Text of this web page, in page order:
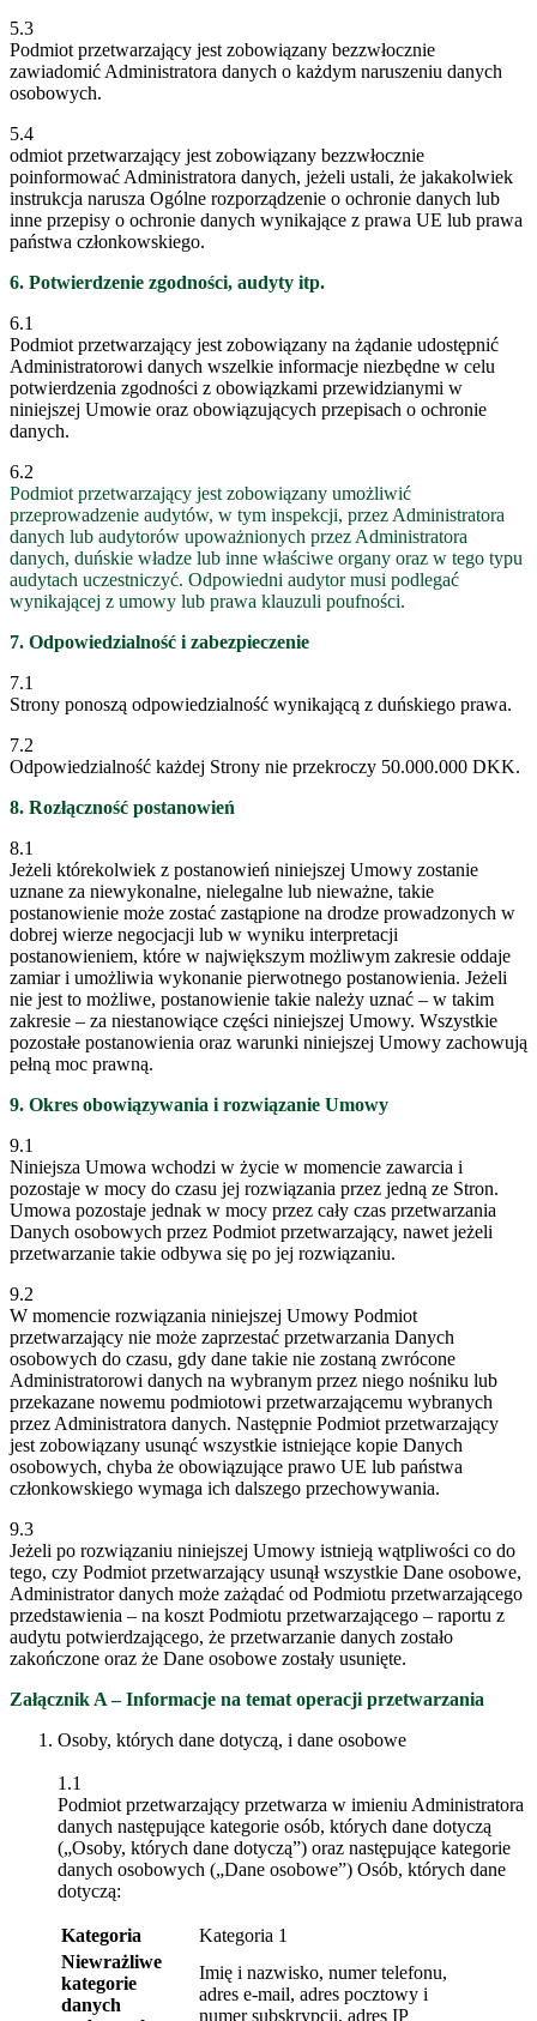
5.3
Podmiot przetwarzający jest zobowiązany bezzwłocznie
zawiadomić Administratora danych o każdym naruszeniu danych
osobowych.
5.4
odmiot przetwarzający jest zobowiązany bezzwłocznie
poinformować Administratora danych, jeżeli ustali, że jakakolwiek
instrukcja narusza Ogólne rozporządzenie o ochronie danych lub
inne przepisy o ochronie danych wynikające z prawa UE lub prawa
państwa członkowskiego.
6. Potwierdzenie zgodności, audyty itp.
6.1
Podmiot przetwarzający jest zobowiązany na żądanie udostępnić
Administratorowi danych wszelkie informacje niezbędne w celu
potwierdzenia zgodności z obowiązkami przewidzianymi w
niniejszej Umowie oraz obowiązujących przepisach o ochronie
danych.
6.2
Podmiot przetwarzający jest zobowiązany umożliwić
przeprowadzenie audytów, w tym inspekcji, przez Administratora
danych lub audytorów upoważnionych przez Administratora
danych, duńskie władze lub inne właściwe organy oraz w tego typu
audytach uczestniczyć. Odpowiedni audytor musi podlegać
wynikającej z umowy lub prawa klauzuli poufności.
7. Odpowiedzialność i zabezpieczenie
7.1
Strony ponoszą odpowiedzialność wynikającą z duńskiego prawa.
7.2
Odpowiedzialność każdej Strony nie przekroczy 50.000.000 DKK.
8. Rozłączność postanowień
8.1
Jeżeli którekolwiek z postanowień niniejszej Umowy zostanie
uznane za niewykonalne, nielegalne lub nieważne, takie
postanowienie może zostać zastąpione na drodze prowadzonych w
dobrej wierze negocjacji lub w wyniku interpretacji
postanowieniem, które w największym możliwym zakresie oddaje
zamiar i umożliwia wykonanie pierwotnego postanowienia. Jeżeli
nie jest to możliwe, postanowienie takie należy uznać – w takim
zakresie – za niestanowiące części niniejszej Umowy. Wszystkie
pozostałe postanowienia oraz warunki niniejszej Umowy zachowują
pełną moc prawną.
9. Okres obowiązywania i rozwiązanie Umowy
9.1
Niniejsza Umowa wchodzi w życie w momencie zawarcia i
pozostaje w mocy do czasu jej rozwiązania przez jedną ze Stron.
Umowa pozostaje jednak w mocy przez cały czas przetwarzania
Danych osobowych przez Podmiot przetwarzający, nawet jeżeli
przetwarzanie takie odbywa się po jej rozwiązaniu.
9.2
W momencie rozwiązania niniejszej Umowy Podmiot
przetwarzający nie może zaprzestać przetwarzania Danych
osobowych do czasu, gdy dane takie nie zostaną zwrócone
Administratorowi danych na wybranym przez niego nośniku lub
przekazane nowemu podmiotowi przetwarzającemu wybranych
przez Administratora danych. Następnie Podmiot przetwarzający
jest zobowiązany usunąć wszystkie istniejące kopie Danych
osobowych, chyba że obowiązujące prawo UE lub państwa
członkowskiego wymaga ich dalszego przechowywania.
9.3
Jeżeli po rozwiązaniu niniejszej Umowy istnieją wątpliwości co do
tego, czy Podmiot przetwarzający usunął wszystkie Dane osobowe,
Administrator danych może zażądać od Podmiotu przetwarzającego
przedstawienia – na koszt Podmiotu przetwarzającego – raportu z
audytu potwierdzającego, że przetwarzanie danych zostało
zakończone oraz że Dane osobowe zostały usunięte.
Załącznik A – Informacje na temat operacji przetwarzania
Osoby, których dane dotyczą, i dane osobowe
1.1
Podmiot przetwarzający przetwarza w imieniu Administratora
danych następujące kategorie osób, których dane dotyczą
(„Osoby, których dane dotyczą”) oraz następujące kategorie
danych osobowych („Dane osobowe”) Osób, których dane
dotyczą:
Kategoria
Kategoria 1
Niewrażliwe
kategorie
danych
Imię i nazwisko, numer telefonu,
adres e-mail, adres pocztowy i
numer subskrypcji, adres IP